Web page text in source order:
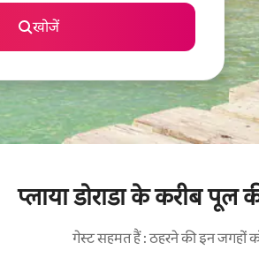
खोजें
प्लाया डोराडा के करीब पूल
गेस्ट सहमत हैं : ठहरने की इन जगहों